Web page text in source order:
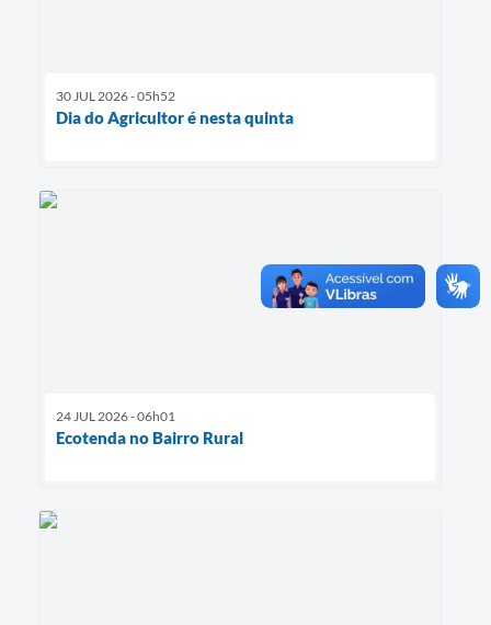
30 JUL 2026 - 05h52
Dia do Agricultor é nesta quinta
24 JUL 2026 - 06h01
Ecotenda no Bairro Rural